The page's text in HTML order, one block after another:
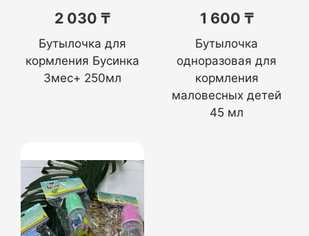
2 030 ₸
Бутылочка для
кормления Бусинка
3мес+ 250мл
1 600 ₸
Бутылочка
одноразовая для
кормления
маловесных детей
45 мл